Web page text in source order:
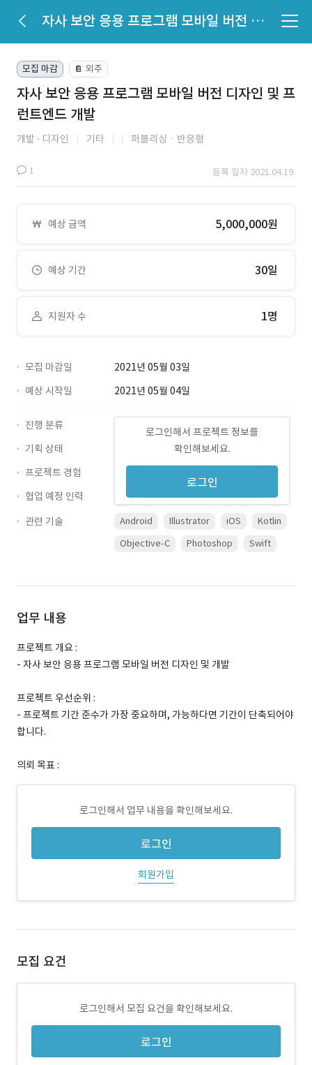
자사 보안 응용 프로그램 모바일 버전 디자인 및 프런트엔드 개발
모집 마감 📔 외주
자사 보안 응용 프로그램 모바일 버전 디자인 및 프
런트엔드 개발
개발 디자인 기타 퍼블리싱ㆍ반응형
1 등록 일자 2021.04.19.
예상 금액 5,000,000원
예상 기간 30일
지원자 수 1명
모집 마감일
2021년 05월 03일
예상 시작일
2021년 05월 04일
로그인해서 프로젝트 정보를
확인해보세요.
로그인
진행 분류
기획 상태
프로젝트 경험
협업 예정 인력
관련 기술
Android Illustrator iOS
Kotlin
Objective-C
Photoshop Swift
업무 내용
프로젝트 개요 :
- 자사 보안 응용 프로그램 모바일 버전 디자인 및 개발
프로젝트 우선순위 :
- 프로젝트 기간 준수가 가장 중요하며, 가능하다면 기간이 단축되어야
합니다.
의뢰 목표 :
로그인해서 업무 내용을 확인해보세요.
로그인
회원가입
모집 요건
로그인해서 모집 요건을 확인해보세요.
로그인